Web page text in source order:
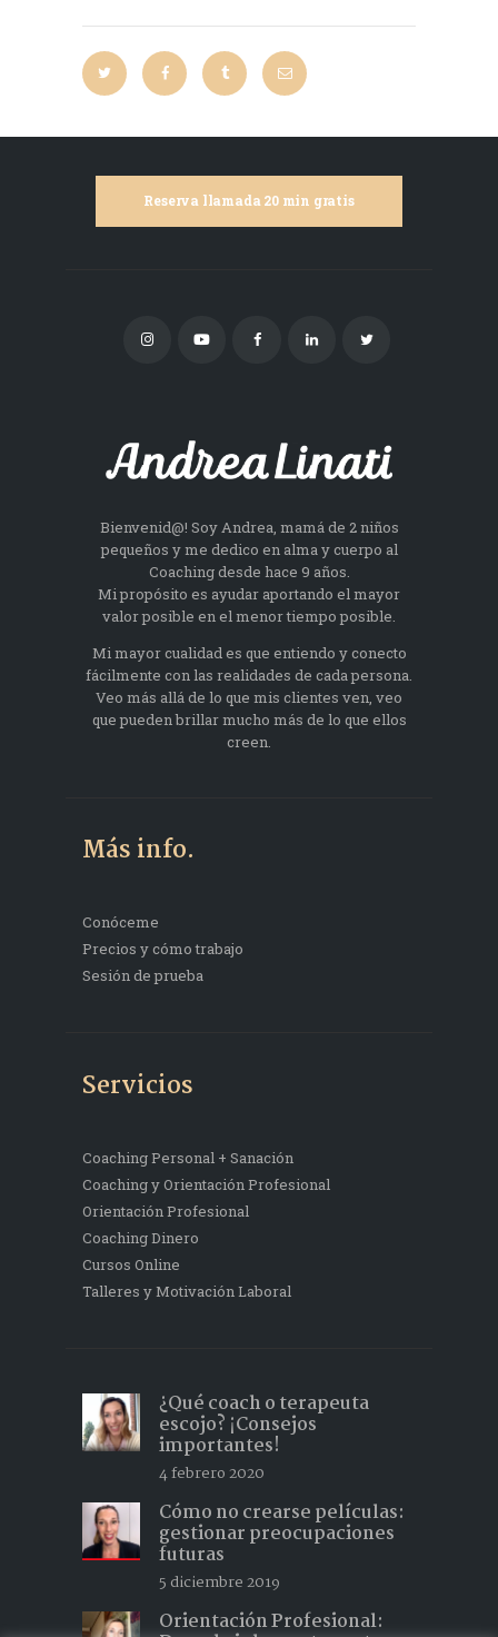
Reserva llamada 20 min gratis
Bienvenid@! Soy Andrea, mamá de 2 niños
pequeños y me dedico en alma y cuerpo al
Coaching desde hace 9 años.
Mi propósito es ayudar aportando el mayor
valor posible en el menor tiempo posible.
Mi mayor cualidad es que entiendo y conecto
fácilmente con las realidades de cada persona.
Veo más allá de lo que mis clientes ven, veo
que pueden brillar mucho más de lo que ellos
creen.
Más info.
Conóceme
Precios y cómo trabajo
Sesión de prueba
Servicios
Coaching Personal + Sanación
Coaching y Orientación Profesional
Orientación Profesional
Coaching Dinero
Cursos Online
Talleres y Motivación Laboral
¿Qué coach o terapeuta
escojo? ¡Consejos
importantes!
4 febrero 2020
Cómo no crearse películas:
gestionar preocupaciones
futuras
5 diciembre 2019
Orientación Profesional: